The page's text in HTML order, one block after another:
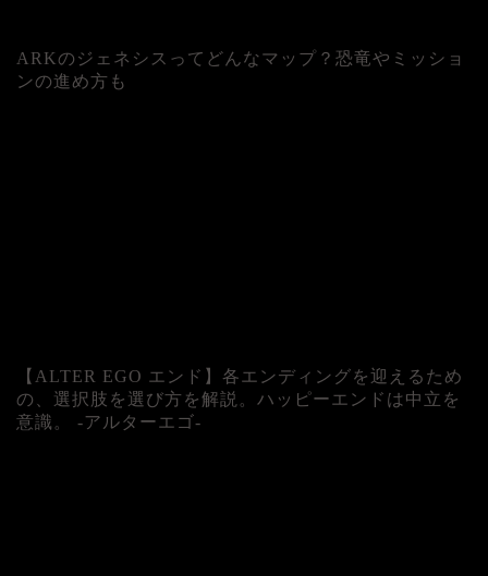
ARKのジェネシスってどんなマップ？恐竜やミッショ
ンの進め方も
【ALTER EGO エンド】各エンディングを迎えるため
の、選択肢を選び方を解説。ハッピーエンドは中立を
意識。 -アルターエゴ-